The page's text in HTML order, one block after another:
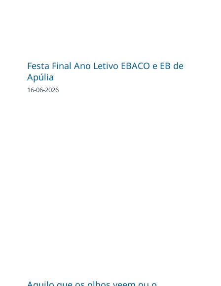
Festa Final Ano Letivo EBACO e EB de
Apúlia
16-06-2026